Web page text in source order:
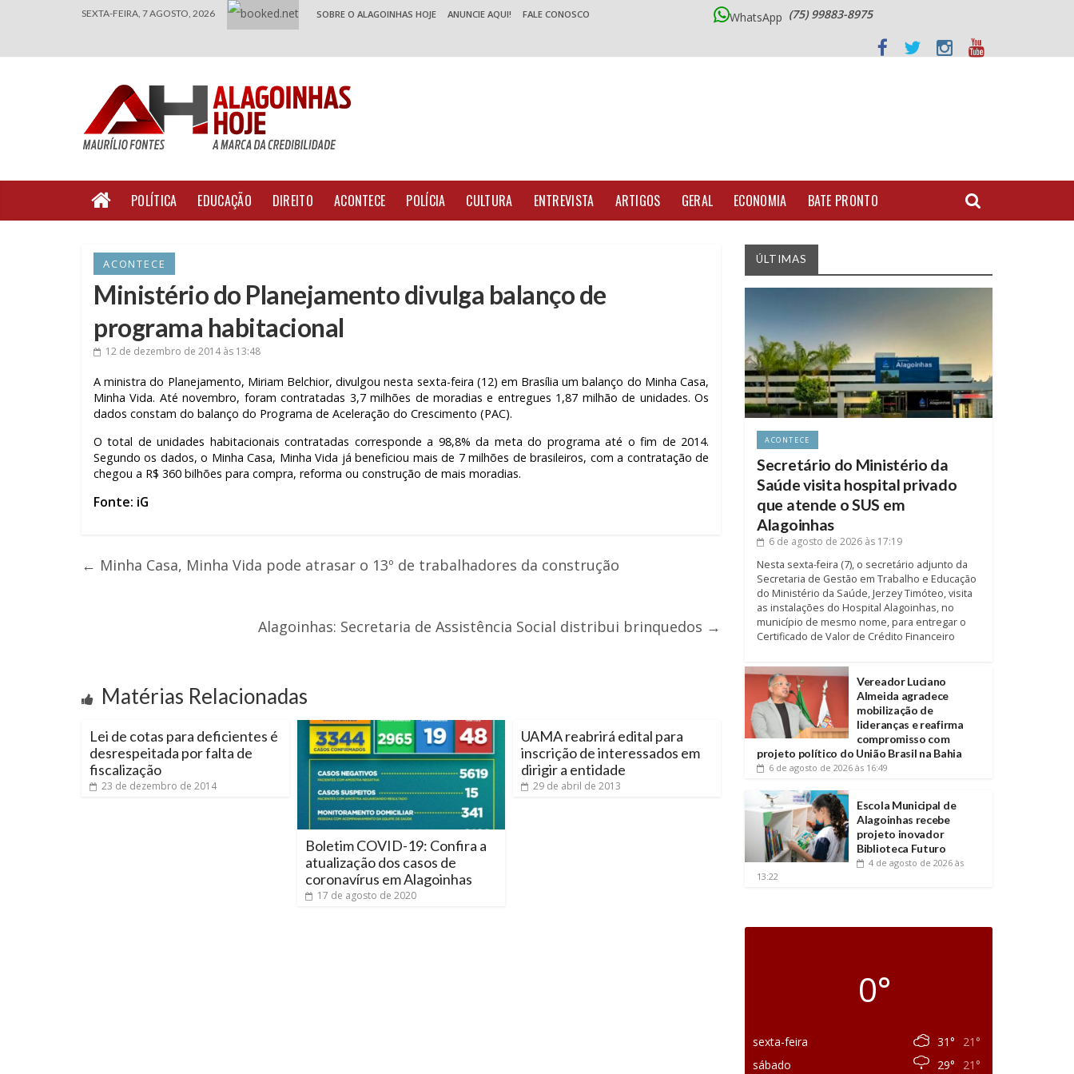
SEXTA-FEIRA, 7 AGOSTO, 2026 SOBRE O ALAGOINHAS HOJE ANUNCIE AQUI! FALE CONOSCO WhatsApp (75) 99883-8975
POLÍTICA EDUCAÇÃO DIREITO ACONTECE POLÍCIA CULTURA ENTREVISTA ARTIGOS GERAL ECONOMIA BATE PRONTO
ACONTECE
Ministério do Planejamento divulga balanço de
programa habitacional
12 de dezembro de 2014às 13:48
A ministra do Planejamento, Miriam Belchior, divulgou nesta sexta-feira (12) em Brasília um balanço do Minha Casa,
Minha Vida. Até novembro, foram contratadas 3,7 milhões de moradias e entregues 1,87 milhão de unidades. Os
dados constam do balanço do Programa de Aceleração do Crescimento (PAC).
O total de unidades habitacionais contratadas corresponde a 98,8% da meta do programa até o fim de 2014.
Segundo os dados, o Minha Casa, Minha Vida já beneficiou mais de 7 milhões de brasileiros, com a contratação de
chegou a R$ 360 bilhões para compra, reforma ou construção de mais moradias.
Fonte: iG
← Minha Casa, Minha Vida pode atrasar o 13º de trabalhadores da construção
Alagoinhas: Secretaria de Assistência Social distribui brinquedos →
Matérias Relacionadas
Lei de cotas para deficientes é
desrespeitada por falta de
fiscalização
23 de dezembro de 2014
Boletim COVID-19: Confira a
atualização dos casos de
coronavírus em Alagoinhas
17 de agosto de 2020
UAMA reabrirá edital para
inscrição de interessados em
dirigir a entidade
29 de abril de 2013
ÚLTIMAS
ACONTECE
Secretário do Ministério da
Saúde visita hospital privado
que atende o SUS em
Alagoinhas
6 de agosto de 2026 às 17:19
Nesta sexta-feira (7), o secretário adjunto da
Secretaria de Gestão em Trabalho e Educação
do Ministério da Saúde, Jerzey Timóteo, visita
as instalações do Hospital Alagoinhas, no
município de mesmo nome, para entregar o
Certificado de Valor de Crédito Financeiro
Vereador Luciano
Almeida agradece
mobilização de
lideranças e reafirma
compromisso com
projeto político do União Brasil na Bahia
6 de agosto de 2026 às 16:49
Escola Municipal de
Alagoinhas recebe
projeto inovador
Biblioteca Futuro
4 de agosto de 2026 às
13:22
0°
sexta-feira 31°
21°
sábado
29° 21°